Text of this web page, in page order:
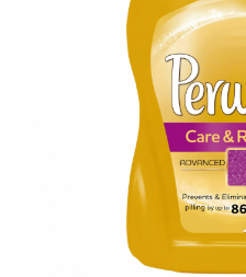
Detergent pardoseala
Detergent toaleta
Echipamente de curăţenie
Folie aluminiu,folie alimentara
Lavete de curatare
Indepartarea parului
Pachete de cadouri
Pensula machiaj